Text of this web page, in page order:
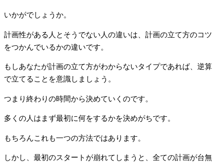
いかがでしょうか。
計画性がある人とそうでない人の違いは、計画の立て方のコツ
をつかんでいるかの違いです。
もしあなたが計画の立て方がわからないタイプであれば、逆算
で立てることを意識しましょう。
つまり終わりの時間から決めていくのです。
多くの人はまず最初に何をするかを決めがちです。
もちろんこれも一つの方法ではあります。
しかし、最初のスタートが崩れてしまうと、全ての計画が台無